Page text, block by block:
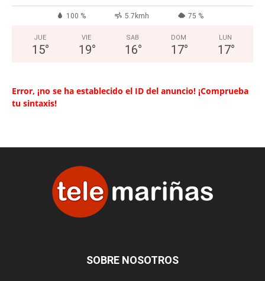
100 % 5.7kmh 75 %
JUE
15°
VIE
19°
SAB
16°
DOM
17°
LUN
17°
Error, ¡no se ha establecido el ID del anuncio! ¡Comprueba
tu sintaxis!
SOBRE NOSOTROS